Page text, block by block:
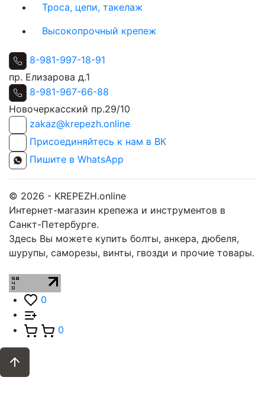
Троса, цепи, такелаж
Высокопрочный крепеж
8-981-997-18-91
пр. Елизарова д.1
8-981-967-66-88
Новочеркасский пр.29/10
zakaz@krepezh.online
Присоединяйтесь к нам в ВК
Пишите в WhatsApp
© 2026 - KREPEZH.online
Интернет-магазин крепежа и инструментов в
Санкт-Петербурге.
Здесь Вы можете купить болты, анкера, дюбеля,
шурупы, саморезы, винты, гвозди и прочие товары.
0
0